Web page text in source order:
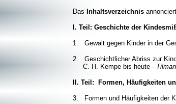
Das Inhaltsverzeichnis
I. Teil: Geschichte der
1. Gewalt gegen Kinder in der
2. Geschichtlicher Abriss zur
C. H. Kempe bis heute -
II. Teil: Formen, Häufigkeiten
3. Formen und Häufigkeiten der